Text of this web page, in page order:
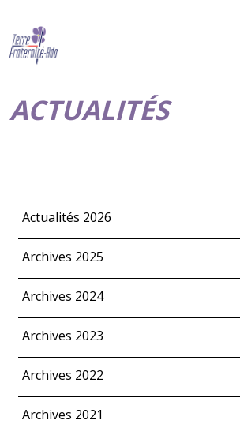
ACTUALITÉS
Actualités 2026
Archives 2025
Archives 2024
Archives 2023
Archives 2022
Archives 2021